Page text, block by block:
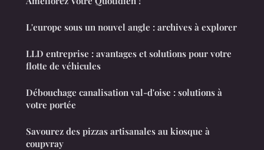
L'europe sous un nouvel angle : archives à explorer
LLD entreprise : avantages et solutions pour votre
flotte de véhicules
Débouchage canalisation val-d'oise : solutions à
votre portée
Savourez des pizzas artisanales au kiosque à
coupvray